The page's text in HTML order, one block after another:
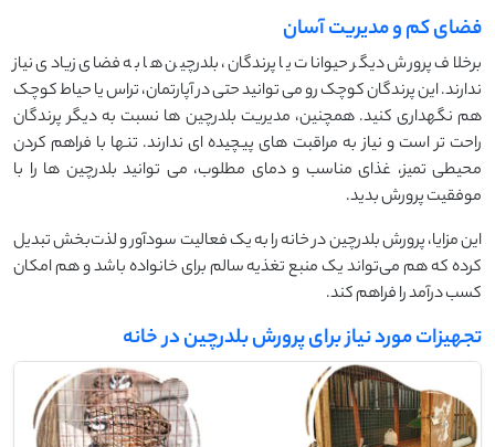
فضای کم و مدیریت آسان
برخلاف پرورش دیگر حیوانات یا پرندگان، بلدرچین ‌ها به فضای زیادی نیاز
ندارند. این پرندگان کوچک رو می ‌توانید حتی در آپارتمان، تراس یا حیاط کوچک
هم نگهداری کنید. همچنین، مدیریت بلدرچین‌ ها نسبت به دیگر پرندگان
راحت ‌تر است و نیاز به مراقبت‌ های پیچیده ‌ای ندارند. تنها با فراهم کردن
محیطی تمیز، غذای مناسب و دمای مطلوب، می‌ توانید بلدرچین ‌ها را با
موفقیت پرورش بدید.
این مزایا، پرورش بلدرچین در خانه را به یک فعالیت سودآور و لذت‌بخش تبدیل
کرده که هم می‌تواند یک منبع تغذیه سالم برای خانواده باشد و هم امکان
کسب درآمد را فراهم کند.
تجهیزات مورد نیاز برای پرورش بلدرچین در خانه